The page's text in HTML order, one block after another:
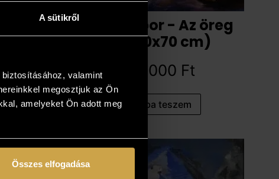
A sütikről
valamint
megosztjuk az Ön
amelyeket Ön adott meg
Összes elfogadása
Papp Gábor - Az öreg
híd (50x70 cm)
593 000 Ft
Kosárba teszem